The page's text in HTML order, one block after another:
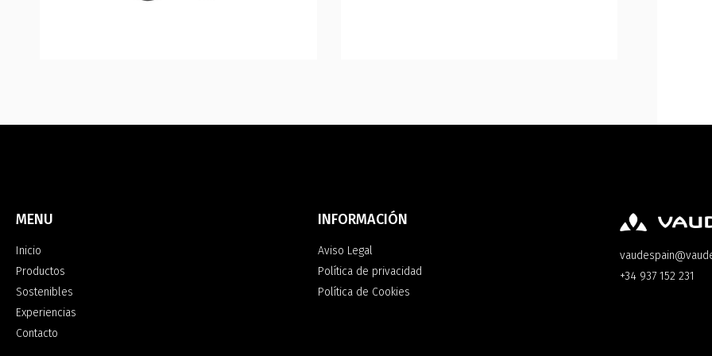
MENU
Inicio
Productos
Sostenibles
Experiencias
Contacto
INFORMACIÓN
Aviso Legal
Política de privacidad
Política de Cookies
+34 937 152 231